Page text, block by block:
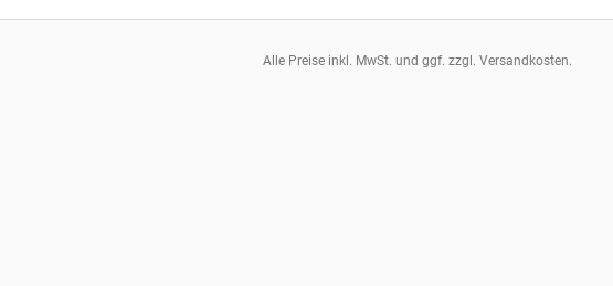
Alle Preise inkl. MwSt. und ggf. zzgl. Versandkosten.